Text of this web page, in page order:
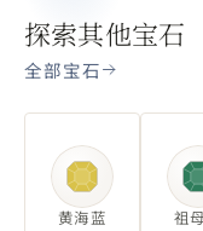
探索其他宝石
全部宝石
黄海蓝 祖